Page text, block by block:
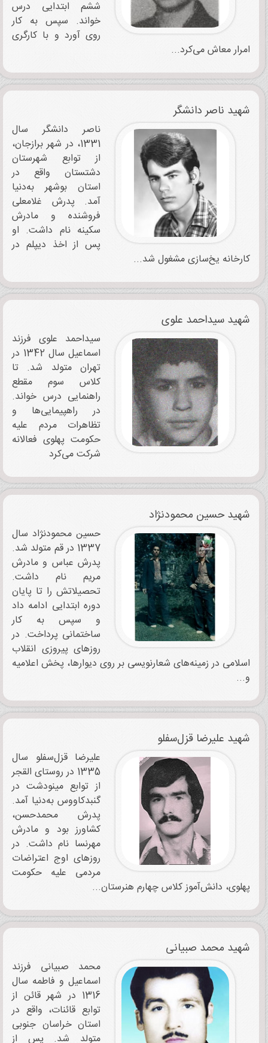
ششم ابتدایی درس
خواند. سپس به کار
روی آورد و با کارگری
امرار معاش می‌کرد...
شهید ناصر دانشگر
ناصر دانشگر سال
1331، در شهر برازجان،
از توابع شهرستان
دشتستان واقع در
استان بوشهر به‌دنیا
آمد. پدرش غلامعلی
فروشنده و مادرش
سکینه نام داشت. او
پس از اخذ دیپلم در
کارخانه یخ‌سازی مشغول شد...
شهید سیداحمد علوی
سیداحمد علوی فرزند
اسماعیل سال 1342 در
تهران متولد شد. تا
کلاس سوم مقطع
راهنمایی درس خواند.
در راهپیمایی‌ها و
تظاهرات مردم علیه
حکومت پهلوی فعالانه
شرکت می‌کرد
شهید حسین محمودنژاد
حسین محمودنژاد سال
1337 در قم متولد شد.
پدرش عباس و مادرش
مریم نام داشت.
تحصیلاتش را تا پایان
دوره ابتدایی ادامه داد
و سپس به کار
ساختمانی پرداخت. در
روزهای پیروزی انقلاب
اسلامی در زمینه‌های شعارنویسی بر روی دیوارها، پخش اعلامیه
و...
شهید علیرضا قزل‌سفلو
علیرضا قزل‌سفلو سال
1335 در روستای القجر
از توابع مینودشت در
گنبدکاووس به‌دنیا آمد.
پدرش محمدحسن،
کشاورز بود و مادرش
مهرنسا نام داشت. در
روزهای اوج اعتراضات
مردمی علیه حکومت
پهلوی، دانش‌آموز کلاس چهارم هنرستان...
شهید محمد صبیانی
محمد صبیانی فرزند
اسماعیل و فاطمه سال
1316 در شهر قائن از
توابع قائنات، واقع در
استان خراسان جنوبی
متولد شد. پس از